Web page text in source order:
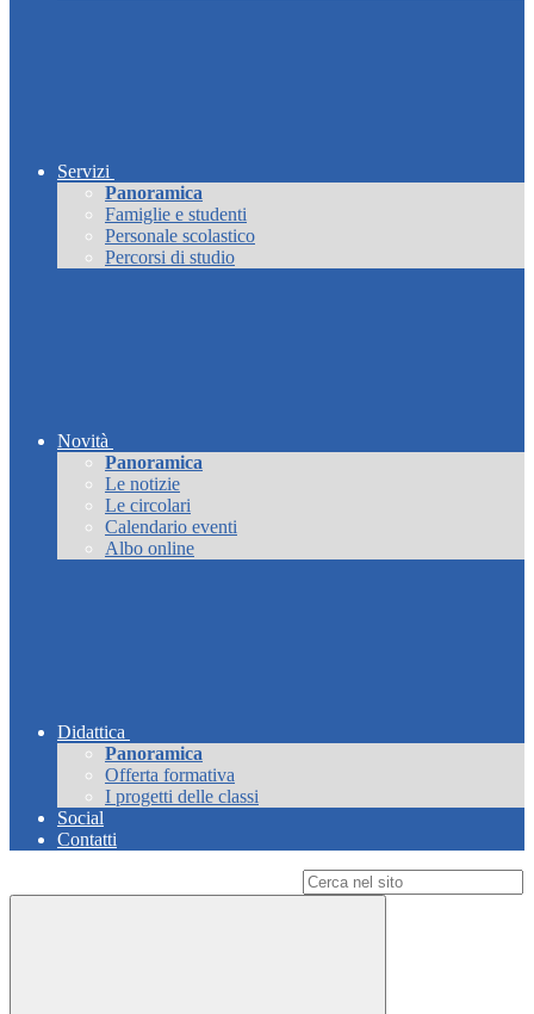
Servizi
Panoramica
Famiglie e studenti
Personale scolastico
Percorsi di studio
Novità
Panoramica
Le notizie
Le circolari
Calendario eventi
Albo online
Didattica
Panoramica
Offerta formativa
I progetti delle classi
Social
Contatti